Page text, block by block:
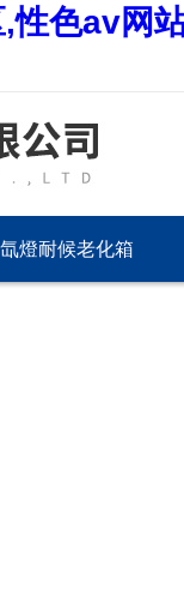
色av网
氙燈耐候老化箱